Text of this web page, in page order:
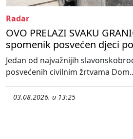
Radar
OVO PRELAZI SVAKU
spomenik posvećen djeci
Jedan od najvažnijih
posvećenih civilnim žrtvama
03.08.2026. u 13:25